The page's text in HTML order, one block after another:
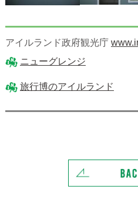
アイルランド政府観光庁
ニューグレンジ
旅行博のアイルランド